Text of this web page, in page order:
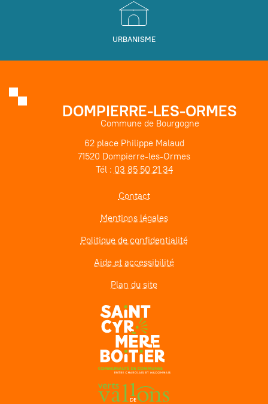
URBANISME
DOMPIERRE-LES-ORMES
Commune de Bourgogne
62 place Philippe Malaud
71520 Dompierre-les-Ormes
Tél : 03 85 50 21 34
Contact
Mentions légales
Politique de confidentialité
Aide et accessibilité
Plan du site